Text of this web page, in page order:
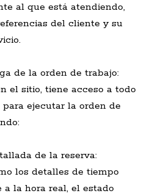
al que está atendiendo,
del cliente y su
de la orden de trabajo:
el sitio, tiene acceso a todo
ejecutar la orden de
de la reserva:
los detalles de tiempo
a la hora real, el estado